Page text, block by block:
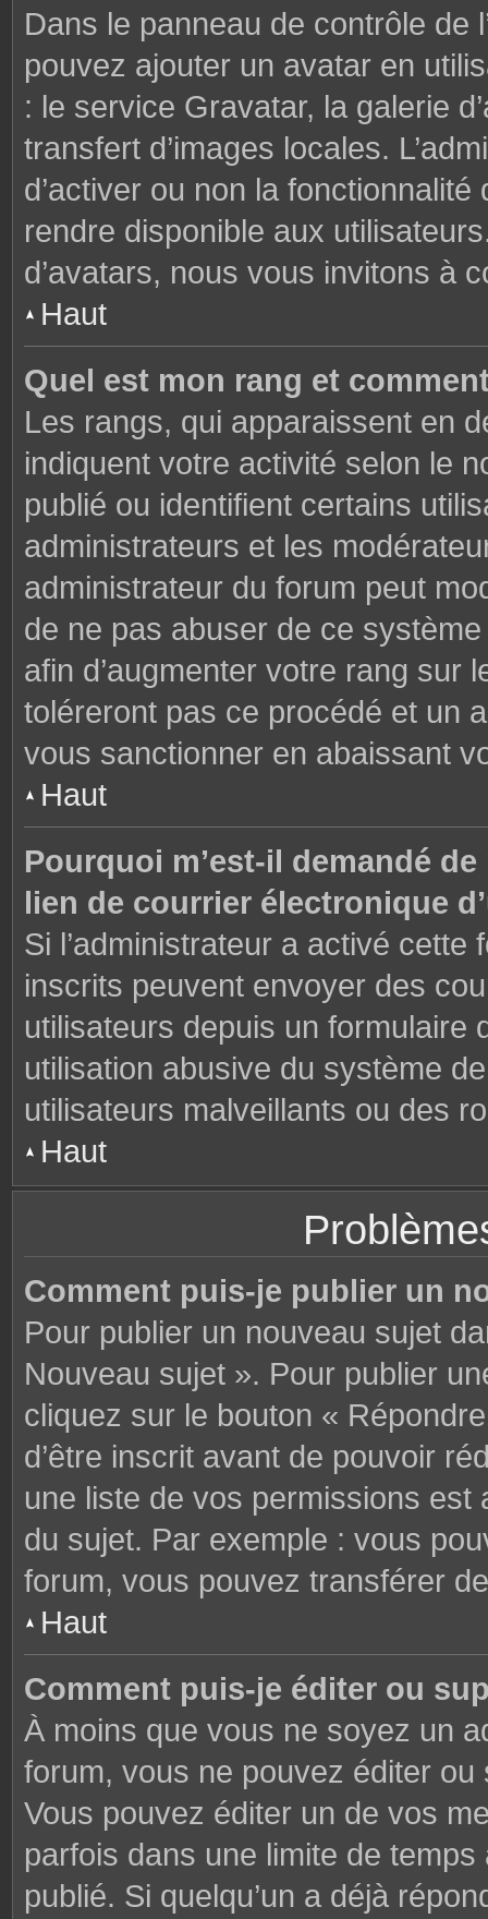
Dans le panneau de contrôle de
pouvez ajouter un avatar en
: le service Gravatar, la galerie
transfert d’images locales.
d’activer ou non la
rendre disponible aux
d’avatars, nous vous invitons à
Haut
Quel est mon rang et
Les rangs, qui apparaissent en
indiquent votre activité selon le
publié ou identifient certains
administrateurs et les
administrateur du forum peut
de ne pas abuser de ce
afin d’augmenter votre rang sur
toléreront pas ce procédé et un
vous sanctionner en abaissant
Haut
Pourquoi m’est-il demandé
lien de courrier électronique
Si l’administrateur a activé
inscrits peuvent envoyer des
utilisateurs depuis un formulaire
utilisation abusive du système
utilisateurs malveillants ou des
Haut
Comment puis-je publier un
Pour publier un nouveau sujet
Nouveau sujet ». Pour publier
cliquez sur le bouton «
d’être inscrit avant de pouvoir
une liste de vos permissions est
du sujet. Par exemple : vous
forum, vous pouvez transférer
Haut
Comment puis-je éditer ou
À moins que vous ne soyez un
forum, vous ne pouvez éditer
Vous pouvez éditer un de vos
parfois dans une limite de
publié. Si quelqu’un a déjà